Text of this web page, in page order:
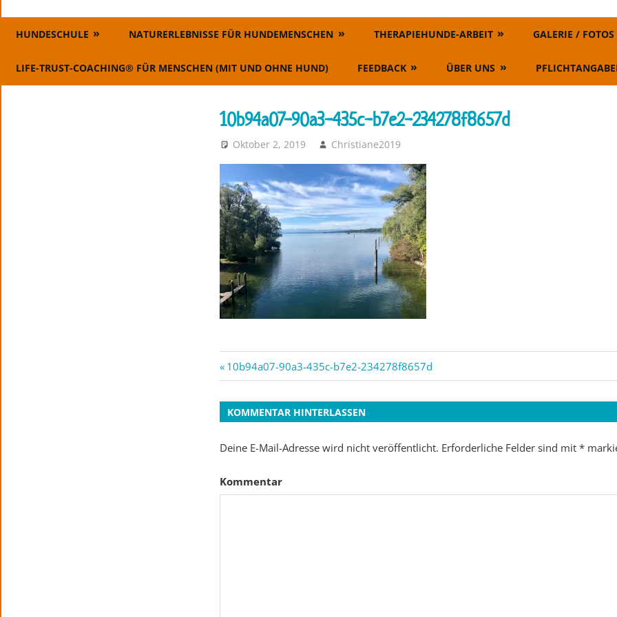
ErlebnisHunde
–
HundeErlebnisse
und
HUNDESCHULE NATURERLEBNISSE FÜR HUNDEMENSCHEN THERAPIEHUNDE-ARBEIT GALERIE / FOTOS
LIFE-TRUST-COACHING® FÜR MENSCHEN (MIT UND OHNE HUND) FEEDBACK ÜBER UNS
10b94a07-90a3-435c-b7e2-234278f8657d
Oktober 2, 2019 Christiane2019
Beitrags-
Navigation
Vorheriger
Beitrag:
10b94a07-90a3-435c-b7e2-234278f8657d
KOMMENTAR HINTERLASSEN
Deine E-Mail-Adresse wird nicht veröffentlicht. Erforderliche Felder sind mit*
Kommentar